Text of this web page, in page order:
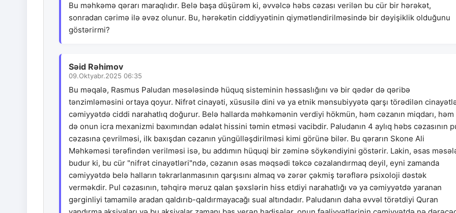
Bu məhkəmə qərarı maraqlıdır. Belə başa düşürəm ki, əvvəlcə həbs cəzası verilən bu cür bir hərəkət,
sonradan cərimə ilə əvəz olunur. Bu, hərəkətin ciddiyyətinin qiymətləndirilməsində bir dəyişiklik olduğunu
göstərirmi?
Səid Rəhimov
09.Oktyabr.2025 06:35
Bu məqalə, Rasmus Paludan məsələsində hüquq sisteminin həssaslığını və bir qədər də qəribə
tənzimləməsini ortaya qoyur. Nifrət cinayəti, xüsusilə dini və ya etnik mənsubiyyətə qarşı törədilən
cəmiyyətdə ciddi narahatlıq doğurur. Belə hallarda məhkəmənin verdiyi hökmün, həm cəzanın miqdarı, həm
də onun icra mexanizmi baxımından ədalət hissini təmin etməsi vacibdir. Paludanın 4 aylıq həbs cəzasının
cəzasına çevrilməsi, ilk baxışdan cəzanın yüngülləşdirilməsi kimi görünə bilər. Bu qərarın Skone Ali
Məhkəməsi tərəfindən verilməsi isə, bu addımın hüquqi bir zəminə söykəndiyini göstərir. Lakin, əsas
budur ki, bu cür "nifrət cinayətləri"ndə, cəzanın əsas məqsədi təkcə cəzalandırmaq deyil, eyni zamanda
cəmiyyətdə belə halların təkrarlanmasının qarşısını almaq və zərər çəkmiş tərəflərə psixoloji dəstək
verməkdir. Pul cəzasının, təhqirə məruz qalan şəxslərin hiss etdiyi narahatlığı və ya cəmiyyətdə yaranan
gərginliyi tamamilə aradan qaldırıb-qaldırmayacağı sual altındadır. Paludanın daha əvvəl törətdiyi Quran